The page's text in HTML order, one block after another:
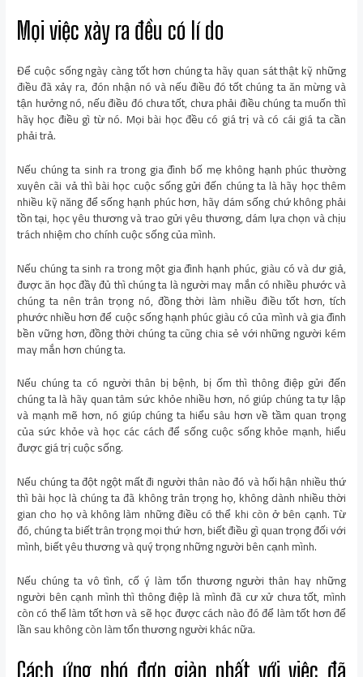
Mọi việc xảy ra đều có lí do
Để cuộc sống ngày càng tốt hơn chúng ta hãy quan sát thật kỹ những
điều đã xảy ra, đón nhận nó và nếu điều đó tốt chúng ta ăn mừng và
tận hưởng nó, nếu điều đó chưa tốt, chưa phải điều chúng ta muốn thì
hãy học điều gì từ nó. Mọi bài học đều có giá trị và có cái giá ta cần
phải trả.
Nếu chúng ta sinh ra trong gia đình bố mẹ không hạnh phúc thường
xuyên cãi vả thì bài học cuộc sống gửi đến chúng ta là hãy học thêm
nhiều kỹ năng để sống hạnh phúc hơn, hãy dám sống chứ không phải
tồn tại, học yêu thương và trao gửi yêu thương, dám lựa chọn và chịu
trách nhiệm cho chính cuộc sống của mình.
Nếu chúng ta sinh ra trong một gia đình hạnh phúc, giàu có và dư giả,
được ăn học đầy đủ thì chúng ta là người may mắn có nhiều phước và
chúng ta nên trân trọng nó, đồng thời làm nhiều điều tốt hơn, tích
phước nhiều hơn để cuộc sống hạnh phúc giàu có của mình và gia đình
bền vững hơn, đồng thời chúng ta cũng chia sẻ với những người kém
may mắn hơn chúng ta.
Nếu chúng ta có người thân bị bệnh, bị ốm thì thông điệp gửi đến
chúng ta là hãy quan tâm sức khỏe nhiều hơn, nó giúp chúng ta tự lập
và mạnh mẽ hơn, nó giúp chúng ta hiểu sâu hơn về tầm quan trọng
của sức khỏe và học các cách để sống cuộc sống khỏe mạnh, hiểu
được giá trị cuộc sống.
Nếu chúng ta đột ngột mất đi người thân nào đó và hối hận nhiều thứ
thì bài học là chúng ta đã không trân trọng họ, không dành nhiều thời
gian cho họ và không làm những điều có thể khi còn ở bên cạnh. Từ
đó, chúng ta biết trân trọng mọi thứ hơn, biết điều gì quan trọng đối với
mình, biết yêu thương và quý trọng những người bên cạnh mình.
Nếu chúng ta vô tình, cố ý làm tổn thương người thân hay những
người bên cạnh mình thì thông điệp là mình đã cư xử chưa tốt, mình
còn có thể làm tốt hơn và sẽ học được cách nào đó để làm tốt hơn để
lần sau không còn làm tổn thương người khác nữa.
Cách ứng phó đơn giản nhất với việc đã